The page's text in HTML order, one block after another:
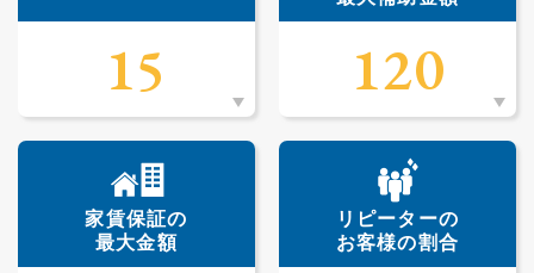
15 120
家賃保証の
最大金額
リピーターの
お客様の割合